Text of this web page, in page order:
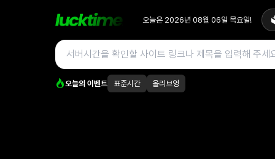
오늘은 2026년 08월 06일 목요일!
오늘의 이벤트 표준시간 올리브영